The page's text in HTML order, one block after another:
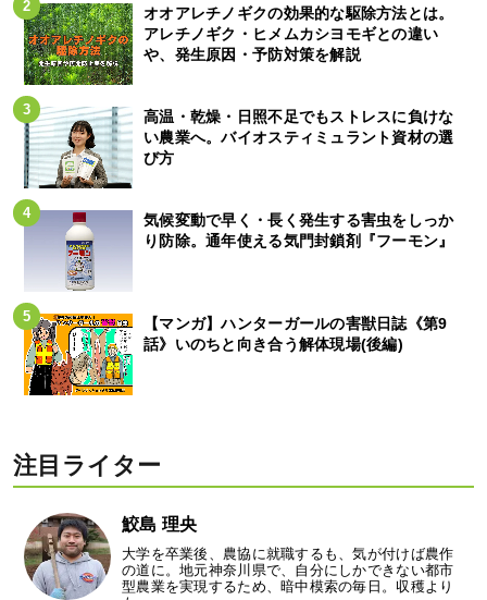
オオアレチノギクの効果的な駆除方法とは。
アレチノギク・ヒメムカシヨモギとの違い
や、発生原因・予防対策を解説
高温・乾燥・日照不足でもストレスに負けな
い農業へ。バイオスティミュラント資材の選
び方
気候変動で早く・長く発生する害虫をしっか
り防除。通年使える気門封鎖剤『フーモン』
【マンガ】ハンターガールの害獣日誌《第9
話》いのちと向き合う解体現場(後編)
注目ライター
鮫島 理央
大学を卒業後、農協に就職するも、気が付けば農作
の道に。地元神奈川県で、自分にしかできない都市
型農業を実現するため、暗中模索の毎日。収穫より